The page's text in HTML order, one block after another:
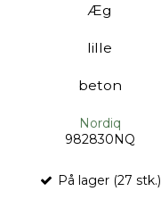
Æg
lille
beton
Nordiq
982830NQ
På lager (27 stk.)